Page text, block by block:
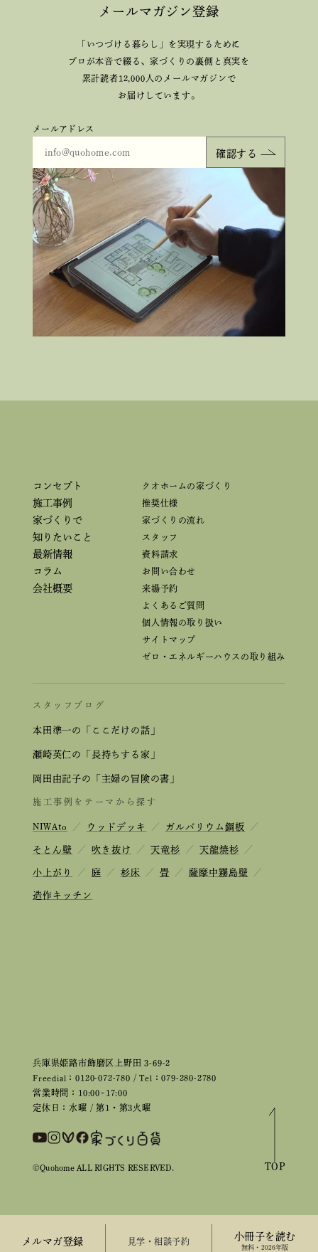
メルマガ登録 来場予約 小冊子を読む
無料・2026年版
メールマガジン登録
「いつづける暮らし」を実現するために
プロが本音で綴る、家づくりの裏側と真実を
累計読者12,000人のメールマガジンで
お届けしています。
メールアドレス
兵庫県姫路市飾磨区上野田 3-69-2
Freedial：0120-072-780 / Tel：079-280-2780
営業時間：10:00~17:00
定休日：水曜 / 第1・第3火曜
コンセプト
施工事例
家づくりで
知りたいこと
最新情報
コラム
会社概要
クオホームの家づくり
推奨仕様
家づくりの流れ
スタッフ
資料請求
お問い合わせ
来場予約
よくあるご質問
個人情報の取り扱い
サイトマップ
ゼロ・エネルギーハウスの取り組み
スタッフブログ
本田準一の「ここだけの話」
瀬崎英仁の「長持ちする家」
岡田由記子の「主婦の冒険の書」
施工事例をテーマから探す
NIWAto ／ ウッドデッキ ／ ガルバリウム鋼板 ／
そとん壁 ／ 吹き抜け ／ 天竜杉 ／ 天龍焼杉 ／
小上がり ／ 庭 ／ 杉床 ／ 畳 ／ 薩摩中霧島壁 ／
造作キッチン
©Quohome ALL RIGHTS RESERVED. TOP